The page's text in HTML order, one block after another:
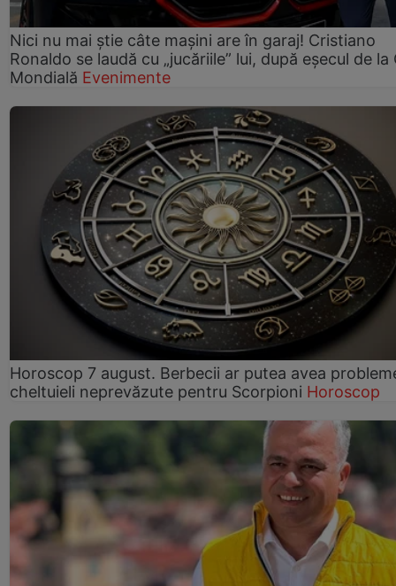
Nici nu mai știe câte mașini are în garaj! Cristiano
Ronaldo se laudă cu „jucăriile” lui, după eșecul de la
Mondială Evenimente
Horoscop 7 august. Berbecii ar putea avea
cheltuieli neprevăzute pentru Scorpioni Horoscop